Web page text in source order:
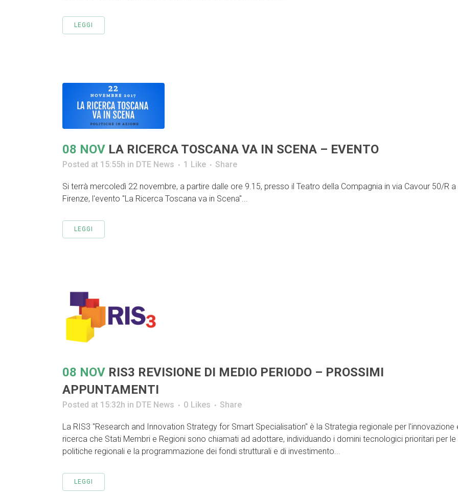
LEGGI
08 NOV LA RICERCA TOSCANA VA IN SCENA – EVENTO
Posted at 15:55h in DTE News 1 Like Share
Si terrà mercoledì 22 novembre, a partire dalle ore 9.15, presso il Teatro della Compagnia in via Cavour 50/R a
Firenze, l'evento "La Ricerca Toscana va in Scena"...
LEGGI
08 NOV RIS3 REVISIONE DI MEDIO PERIODO – PROSSIMI
APPUNTAMENTI
Posted at 15:32h in DTE News 0 Likes Share
La RIS3 "Research and Innovation Strategy for Smart Specialisation" è la Strategia regionale per l'innovazione
ricerca che Stati Membri e Regioni sono chiamati ad adottare, individuando i domini tecnologici prioritari per le
politiche regionali e la programmazione dei fondi strutturali e di investimento...
LEGGI